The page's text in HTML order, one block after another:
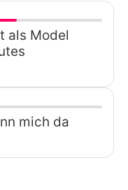
als Model
mich da